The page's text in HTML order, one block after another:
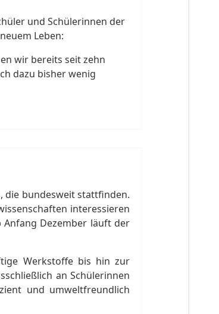
und Schülerinnen der
Leben:
wir bereits seit zehn
dazu bisher wenig
die bundesweit stattfinden.
interessieren
Dezember läuft der
Werkstoffe bis hin zur
an Schülerinnen
und umweltfreundlich